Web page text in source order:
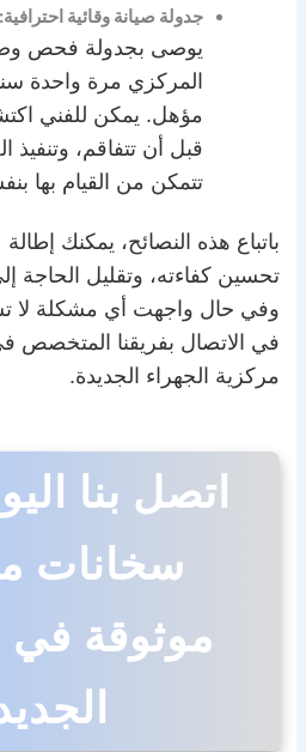
جدولة صيانة وقائية احترافية:
يوصى بجدولة فحص
المركزي مرة واحدة
مؤهل. يمكن للفني
قبل أن تتفاقم، وتنفيذ
تتمكن من القيام بها
باتباع هذه النصائح، يمكنك
تحسين كفاءته، وتقليل الحاجة
وفي حال واجهت أي مشكلة لا
في الاتصال بفريقنا المتخصص
مركزية الجهراء الجديدة.
اتصل بنا
سخانات
موثوقة في